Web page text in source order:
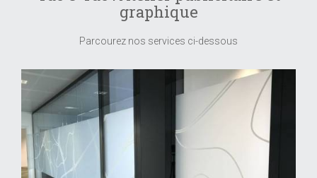
graphique
Parcourez nos services ci-dessous